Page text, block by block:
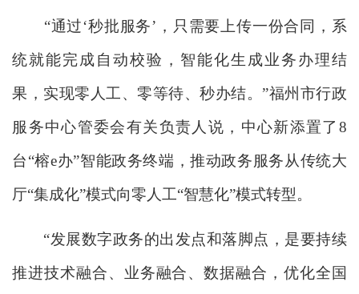
“通过‘秒批服务’，只需要上传一份合同，系
统就能完成自动校验，智能化生成业务办理结
果，实现零人工、零等待、秒办结。”福州市行政
服务中心管委会有关负责人说，中心新添置了8
台“榕e办”智能政务终端，推动政务服务从传统大
厅“集成化”模式向零人工“智慧化”模式转型。
“发展数字政务的出发点和落脚点，是要持续
推进技术融合、业务融合、数据融合，优化全国